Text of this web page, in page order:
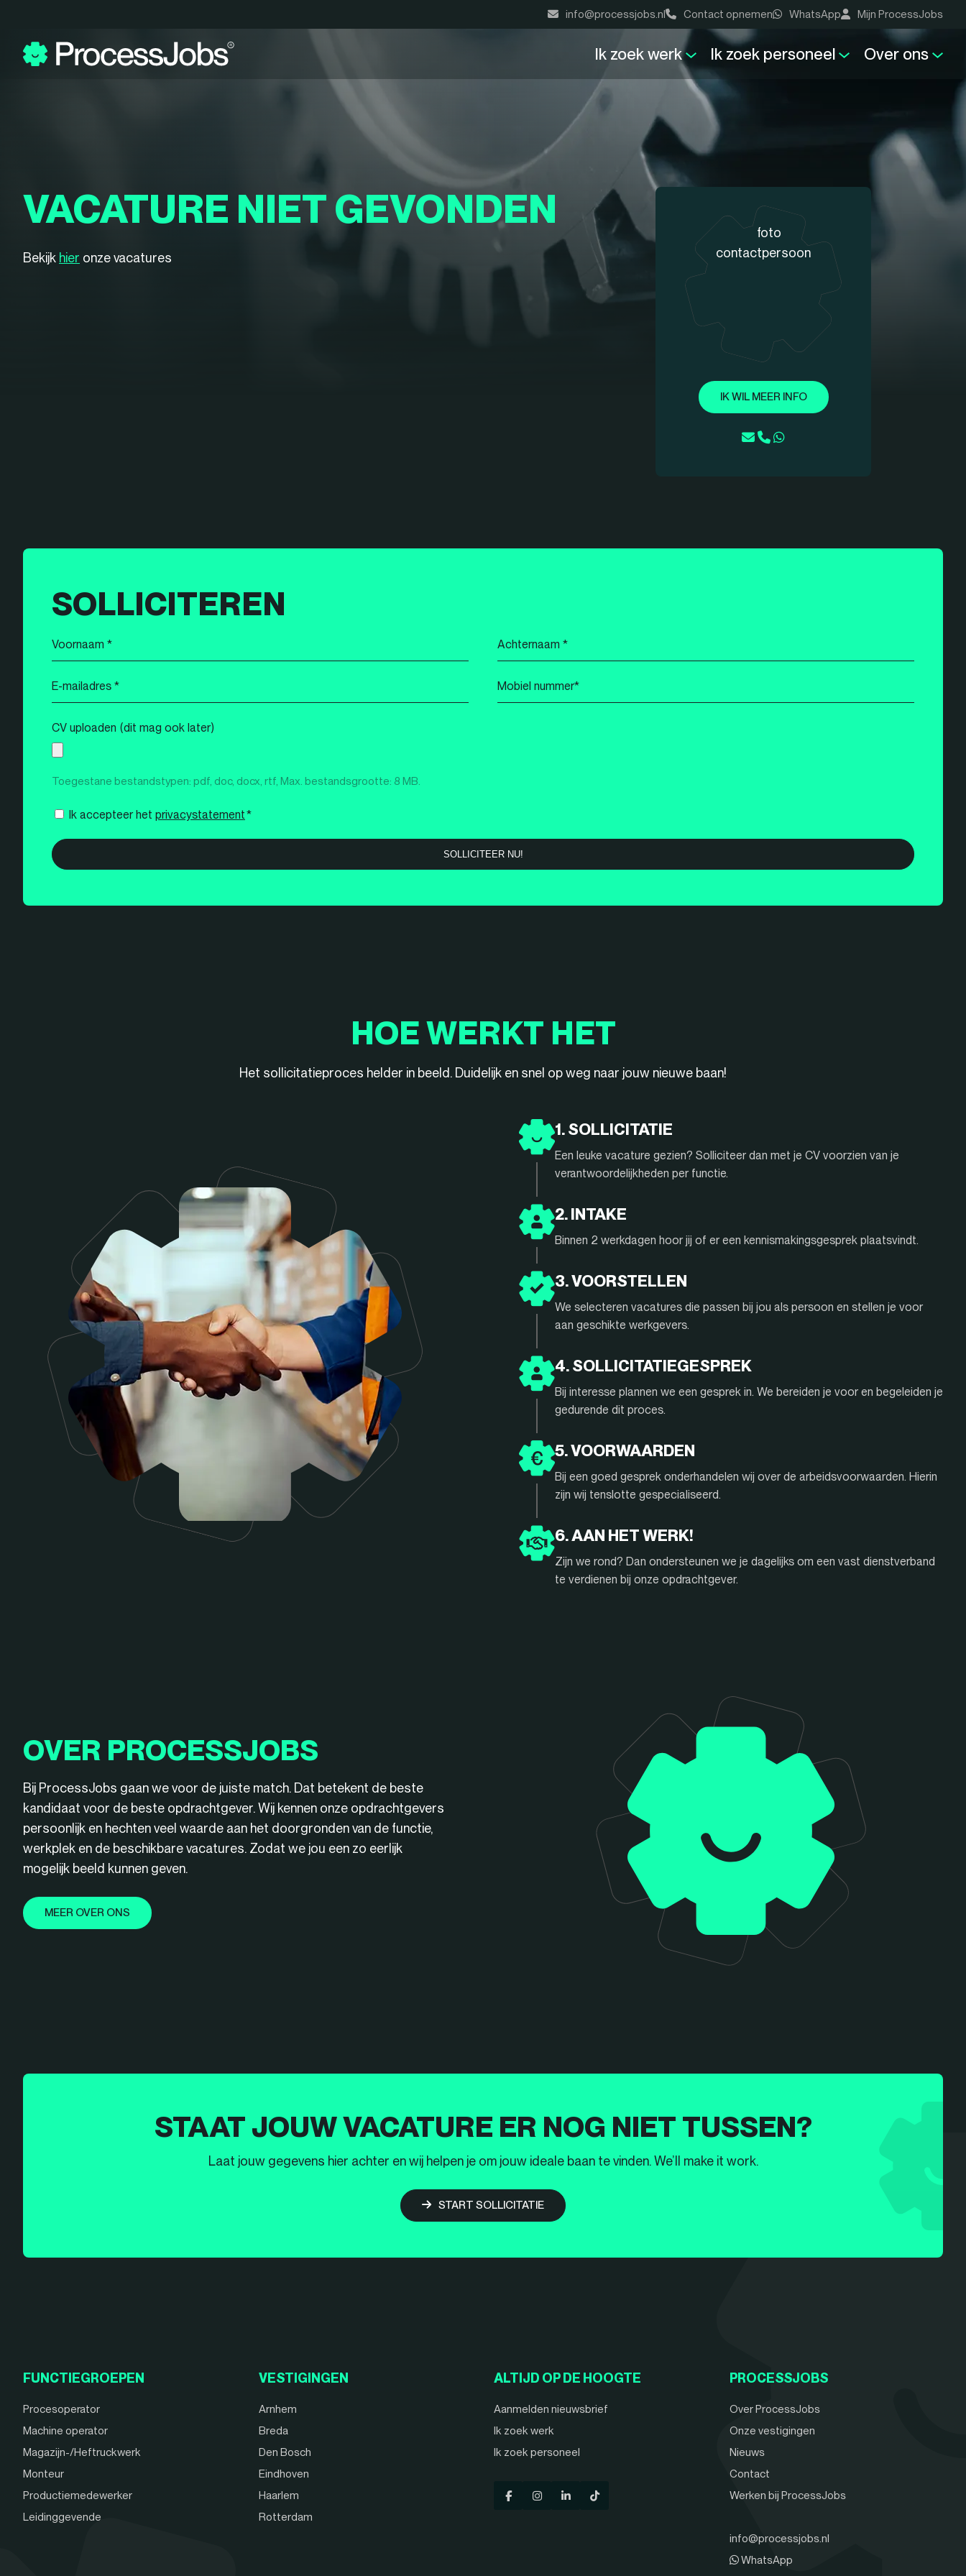
info@processjobs.nl Contact opnemen WhatsApp Mijn ProcessJobs
Ik zoek werk Ik zoek personeel Over ons
VACATURE NIET GEVONDEN
Bekijk hier onze vacatures
IK WIL MEER INFO
SOLLICITEREN
Voornaam
*
Achternaam
*
E-
mailadres
*
Mobiel
nummer
CV uploaden (dit mag ook later)
Toegestane bestandstypen: pdf, doc, docx, rtf, Max. bestandsgrootte: 8 MB.
Instemming
Ik accepteer het privacystatement*
HOE WERKT HET
Het sollicitatieproces helder in beeld. Duidelijk en snel op weg naar jouw nieuwe baan!
1. SOLLICITATIE
Een leuke vacature gezien? Solliciteer dan met je CV voorzien van je
verantwoordelijkheden per functie.
2. INTAKE
Binnen 2 werkdagen hoor jij of er een kennismakingsgesprek plaatsvindt.
3. VOORSTELLEN
We selecteren vacatures die passen bij jou als persoon en stellen je voor
aan geschikte werkgevers.
4. SOLLICITATIEGESPREK
Bij interesse plannen we een gesprek in. We bereiden je voor en begeleiden je
gedurende dit proces.
5. VOORWAARDEN
Bij een goed gesprek onderhandelen wij over de arbeidsvoorwaarden. Hierin
zijn wij tenslotte gespecialiseerd.
6. AAN HET WERK!
Zijn we rond? Dan ondersteunen we je dagelijks om een vast dienstverband
te verdienen bij onze opdrachtgever.
OVER PROCESSJOBS
Bij ProcessJobs gaan we voor de juiste match. Dat betekent de beste
kandidaat voor de beste opdrachtgever. Wij kennen onze opdrachtgevers
persoonlijk en hechten veel waarde aan het doorgronden van de functie,
werkplek en de beschikbare vacatures. Zodat we jou een zo eerlijk
mogelijk beeld kunnen geven.
MEER OVER ONS
STAAT JOUW VACATURE ER NOG NIET TUSSEN?
Laat jouw gegevens hier achter en wij helpen je om jouw ideale baan te vinden. We’ll make it work.
START SOLLICITATIE
FUNCTIEGROEPEN
Procesoperator
Machine operator
Magazijn-/Heftruckwerk
Monteur
Productiemedewerker
Leidinggevende
VESTIGINGEN
Arnhem
Breda
Den Bosch
Eindhoven
Haarlem
Rotterdam
ALTIJD OP DE HOOGTE
Aanmelden nieuwsbrief
Ik zoek werk
Ik zoek personeel
PROCESSJOBS
Over ProcessJobs
Onze vestigingen
Nieuws
Contact
Werken bij ProcessJobs
info@processjobs.nl
WhatsApp